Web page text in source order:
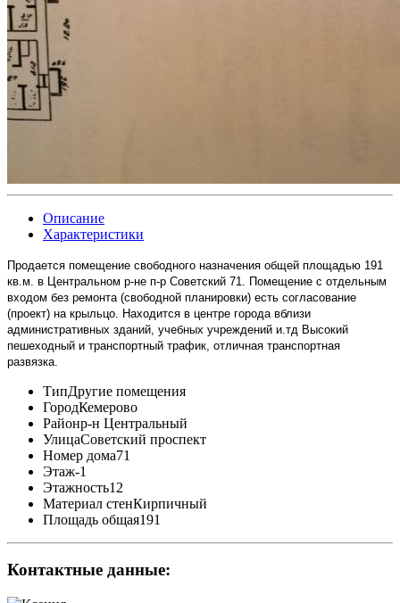
Описание
Характеристики
Продается помещение свободного назначения общей площадью 191
кв.м. в Центральном р-не п-р Советский 71. Помещение с отдельным
входом без ремонта (свободной планировки) есть согласование
(проект) на крыльцо. Находится в центре города вблизи
административных зданий, учебных учреждений и.тд Высокий
пешеходный и транспортный трафик, отличная транспортная
развязка.
ТипДругие помещения
ГородКемерово
Районр-н Центральный
УлицаСоветский проспект
Номер дома71
Этаж-1
Этажность12
Материал стенКирпичный
Площадь общая191
Контактные данные: